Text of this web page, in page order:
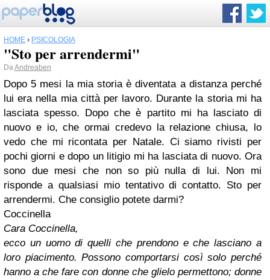
HOME › PSICOLOGIA
"Sto per arrendermi"
DaAndreaben
Dopo 5 mesi la mia storia è diventata a distanza perché
lui era nella mia città per lavoro. Durante la storia mi ha
lasciata spesso. Dopo che è partito mi ha lasciato di
nuovo e io, che ormai credevo la relazione chiusa, lo
vedo che mi ricontata per Natale. Ci siamo rivisti per
pochi giorni e dopo un litigio mi ha lasciata di nuovo. Ora
sono due mesi che non so più nulla di lui. Non mi
risponde a qualsiasi mio tentativo di contatto. Sto per
arrendermi. Che consiglio potete darmi?
Coccinella
Cara Coccinella,
ecco un uomo di quelli che prendono e che lasciano a
loro piacimento. Possono comportarsi così solo perché
hanno a che fare con donne che glielo permettono; donne